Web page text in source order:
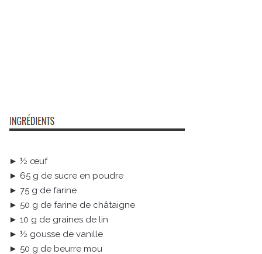
► ½ œuf
► 65 g de sucre en poudre
► 75 g de farine
► 50 g de farine de châtaigne
► 10 g de graines de lin
► ½ gousse de vanille
► 50 g de beurre mou